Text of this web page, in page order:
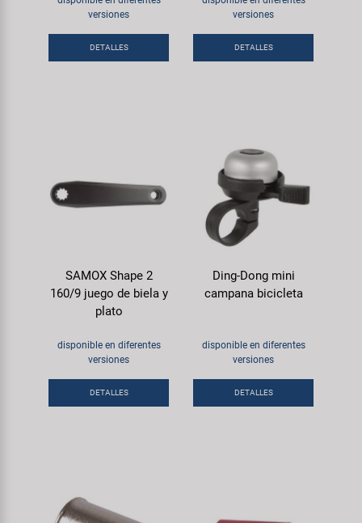
versiones
DETALLES
versiones
DETALLES
SAMOX Shape 2
160/9 juego de biela y
plato
disponible en diferentes
versiones
DETALLES
Ding-Dong mini
campana bicicleta
disponible en diferentes
versiones
DETALLES